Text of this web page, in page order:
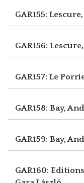
GAR155:
GAR156:
GAR157: Le
GAR158: Bay,
GAR159: Bay,
GAR160: